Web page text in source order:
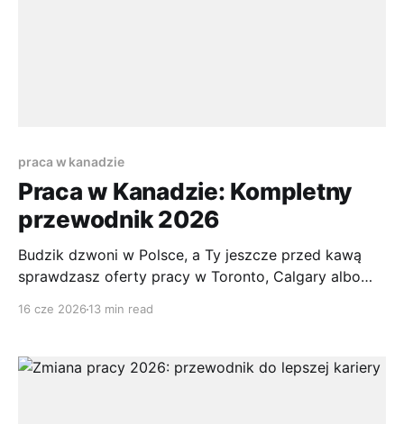
praca w kanadzie
Praca w Kanadzie: Kompletny
przewodnik 2026
Budzik dzwoni w Polsce, a Ty jeszcze przed kawą
sprawdzasz oferty pracy w Toronto, Calgary albo
forum, gdzie ktoś pisze, że bez odpowiedniej ścieżki
16 cze 2026 13 min read